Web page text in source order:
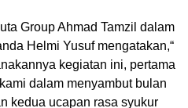
Group Ahmad Tamzil dalam
Helmi Yusuf mengatakan,“
kegiatan ini, pertama
dalam menyambut bulan
kedua ucapan rasa syukur